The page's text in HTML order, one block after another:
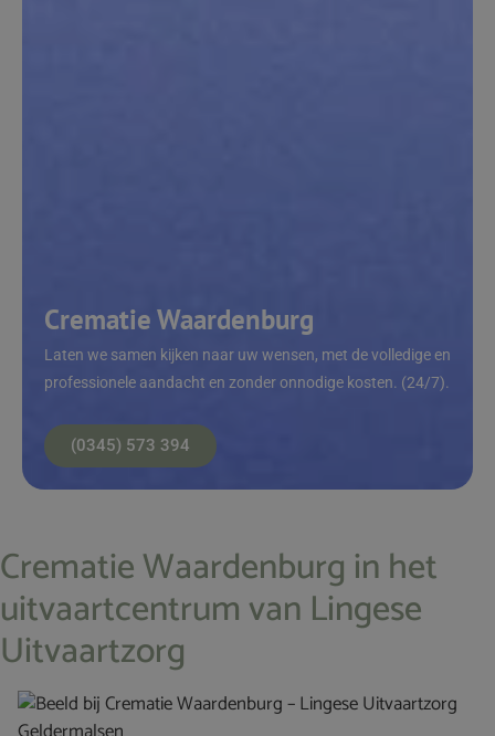
Crematie Waardenburg
Laten we samen kijken naar uw wensen, met de volledige en
professionele aandacht en zonder onnodige kosten. (24/7).
(0345) 573 394
Crematie Waardenburg in het
uitvaartcentrum van Lingese
Uitvaartzorg